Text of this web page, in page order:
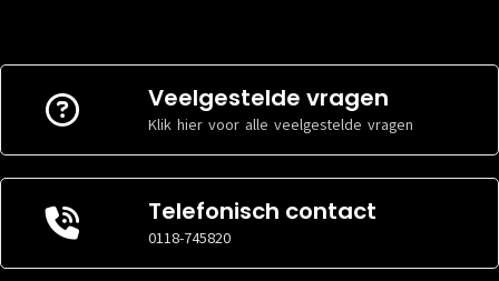
Veelgestelde vragen
Klik hier voor alle veelgestelde vragen
Telefonisch contact
0118-745820